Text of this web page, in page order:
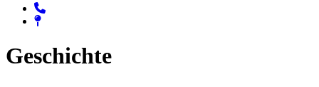
Geschichte